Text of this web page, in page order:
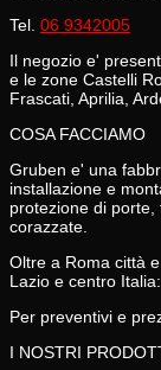
Tel. 06 9342005
Il negozio e'
e le zone Castelli
Frascati, Aprilia,
COSA FACCIAMO
Gruben e' una
installazione e
protezione di
corazzate.
Oltre a Roma città
Lazio e centro
Per preventivi e
I NOSTRI